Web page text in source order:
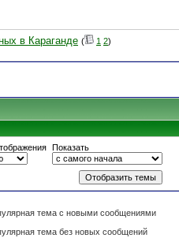
в Караганде ( 1 2)
Показать
тема с новыми сообщениями
тема без новых сообщений